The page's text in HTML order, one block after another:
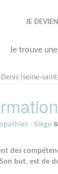
JE
Je trouve
(seine-
- Siège
des
but, est de